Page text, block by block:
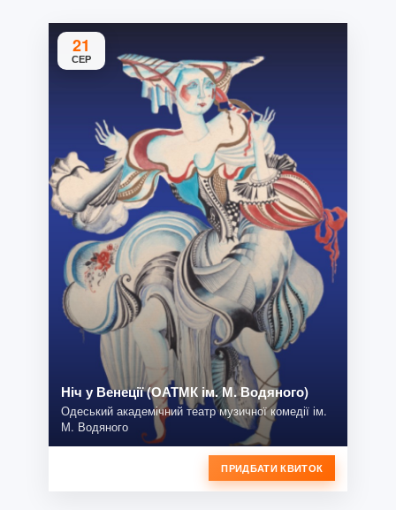
21
СЕР
Ніч у Венеції (ОАТМК ім. М. Водяного)
Одеський академічний театр музичної комедії ім.
М. Водяного
ПРИДБАТИ КВИТОК